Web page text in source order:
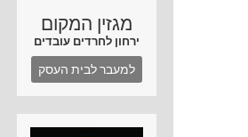
מגזין המקום
ירחון לחרדים עובדים
למעבר לבית העסק